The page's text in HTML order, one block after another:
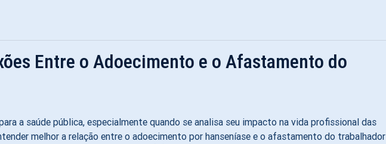
Entre o Adoecimento e o Afastamento do
a saúde pública, especialmente quando se analisa seu impacto na vida profissional das
melhor a relação entre o adoecimento por hanseníase e o afastamento do trabalhador